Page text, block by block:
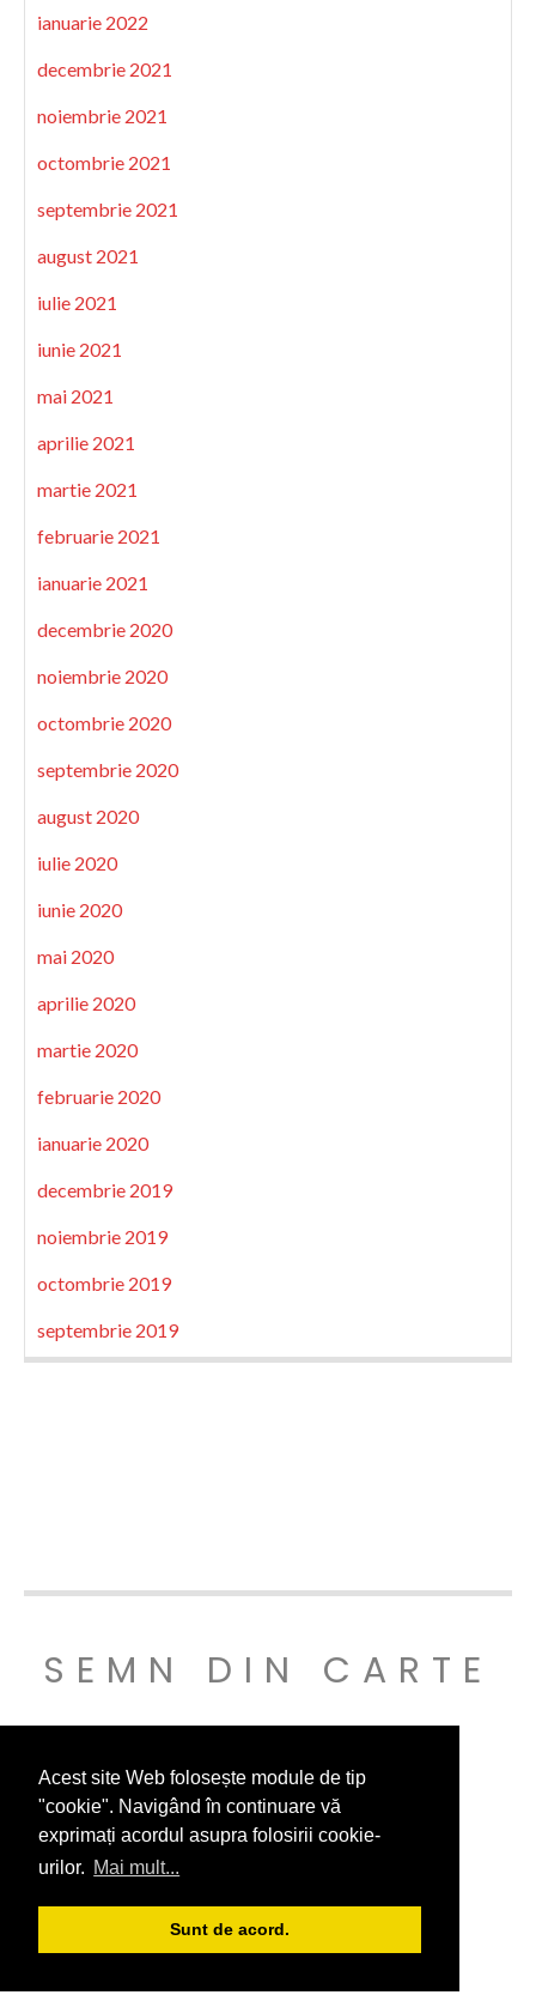
Acest site Web folosește module de tip
"cookie". Navigând în continuare vă
exprimați acordul asupra folosirii cookie-
urilor. Mai mult...
Sunt de acord.
ianuarie 2022
decembrie 2021
noiembrie 2021
octombrie 2021
septembrie 2021
august 2021
iulie 2021
iunie 2021
mai 2021
aprilie 2021
martie 2021
februarie 2021
ianuarie 2021
decembrie 2020
noiembrie 2020
octombrie 2020
septembrie 2020
august 2020
iulie 2020
iunie 2020
mai 2020
aprilie 2020
martie 2020
februarie 2020
ianuarie 2020
decembrie 2019
noiembrie 2019
octombrie 2019
septembrie 2019
SEMN DIN CARTE